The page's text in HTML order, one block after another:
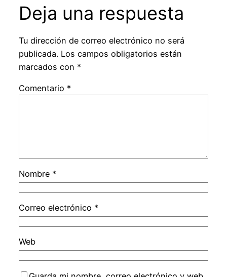
Deja una respuesta
Tu dirección de correo electrónico no será
publicada. Los campos obligatorios están
marcados con *
Comentario *
Nombre *
Correo electrónico *
Web